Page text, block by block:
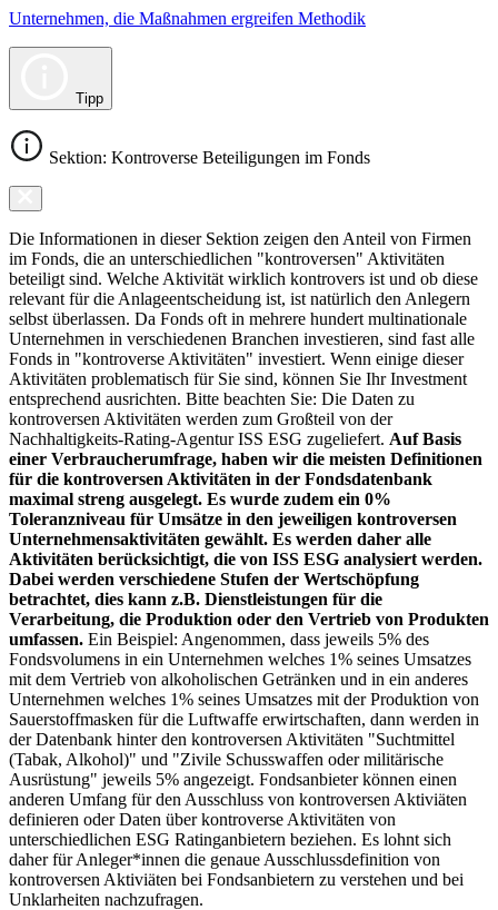
Unternehmen, die Maßnahmen ergreifen Methodik
Tipp
Sektion: Kontroverse Beteiligungen im Fonds
Die Informationen in dieser Sektion zeigen den Anteil von Firmen
im Fonds, die an unterschiedlichen "kontroversen" Aktivitäten
beteiligt sind. Welche Aktivität wirklich kontrovers ist und ob diese
relevant für die Anlageentscheidung ist, ist natürlich den Anlegern
selbst überlassen. Da Fonds oft in mehrere hundert multinationale
Unternehmen in verschiedenen Branchen investieren, sind fast alle
Fonds in "kontroverse Aktivitäten" investiert. Wenn einige dieser
Aktivitäten problematisch für Sie sind, können Sie Ihr Investment
entsprechend ausrichten. Bitte beachten Sie: Die Daten zu
kontroversen Aktivitäten werden zum Großteil von der
Nachhaltigkeits-Rating-Agentur ISS ESG zugeliefert. Auf Basis
einer Verbraucherumfrage, haben wir die meisten Definitionen
für die kontroversen Aktivitäten in der Fondsdatenbank
maximal streng ausgelegt. Es wurde zudem ein 0%
Toleranzniveau für Umsätze in den jeweiligen kontroversen
Unternehmensaktivitäten gewählt. Es werden daher alle
Aktivitäten berücksichtigt, die von ISS ESG analysiert werden.
Dabei werden verschiedene Stufen der Wertschöpfung
betrachtet, dies kann z.B. Dienstleistungen für die
Verarbeitung, die Produktion oder den Vertrieb von Produkten
umfassen. Ein Beispiel: Angenommen, dass jeweils 5% des
Fondsvolumens in ein Unternehmen welches 1% seines Umsatzes
mit dem Vertrieb von alkoholischen Getränken und in ein anderes
Unternehmen welches 1% seines Umsatzes mit der Produktion von
Sauerstoffmasken für die Luftwaffe erwirtschaften, dann werden in
der Datenbank hinter den kontroversen Aktivitäten "Suchtmittel
(Tabak, Alkohol)" und "Zivile Schusswaffen oder militärische
Ausrüstung" jeweils 5% angezeigt. Fondsanbieter können einen
anderen Umfang für den Ausschluss von kontroversen Aktiviäten
definieren oder Daten über kontroverse Aktivitäten von
unterschiedlichen ESG Ratinganbietern beziehen. Es lohnt sich
daher für Anleger*innen die genaue Ausschlussdefinition von
kontroversen Aktiviäten bei Fondsanbietern zu verstehen und bei
Unklarheiten nachzufragen.